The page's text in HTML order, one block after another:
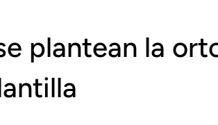
plantean la